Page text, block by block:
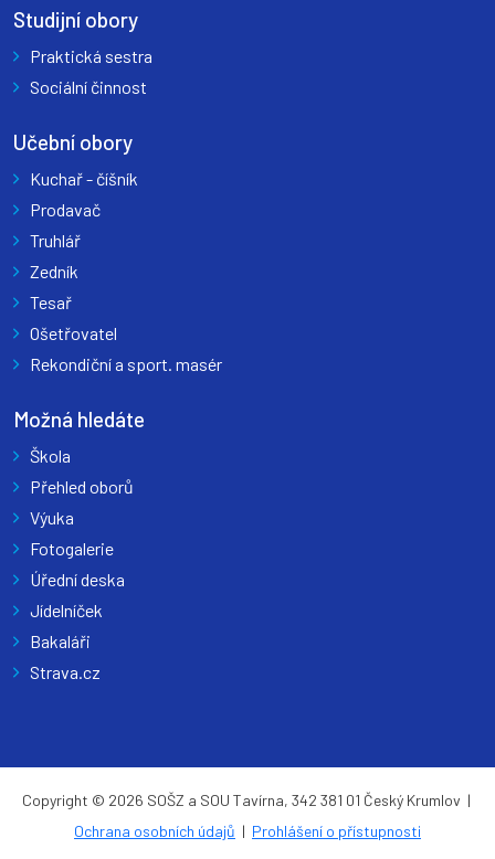
Studijní obory
Praktická sestra
Sociální činnost
Učební obory
Kuchař - číšník
Prodavač
Truhlář
Zedník
Tesař
Ošetřovatel
Rekondiční a sport. masér
Možná hledáte
Škola
Přehled oborů
Výuka
Fotogalerie
Úřední deska
Jídelníček
Bakaláři
Strava.cz
Copyright © 2026 SOŠZ a SOU Tavírna, 342 381 01 Český Krumlov |
Ochrana osobních údajů | Prohlášení o přístupnosti